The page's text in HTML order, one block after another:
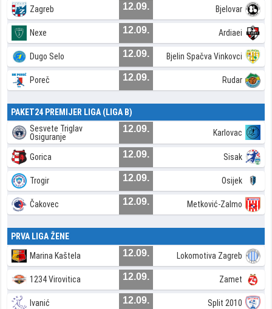
Zagreb 12.09. Bjelovar
Nexe 12.09. Ardiaei
Dugo Selo 12.09. Bjelin Spačva Vinkovci
Poreč 12.09. Rudar
PAKET24 PREMIJER LIGA (LIGA B)
Sesvete Triglav
Osiguranje
12.09. Karlovac
Gorica 12.09. Sisak
Trogir 12.09. Osijek
Čakovec 12.09. Metković-Zalmo
PRVA LIGA ŽENE
Marina Kaštela 12.09. Lokomotiva Zagreb
1234 Virovitica 12.09. Zamet
Ivanić 12.09. Split 2010